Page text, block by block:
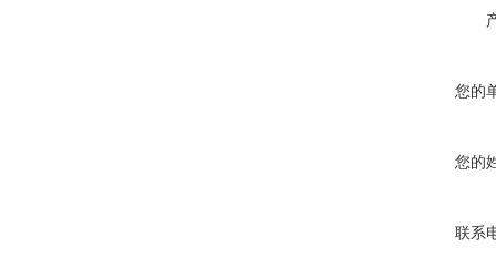
您的
您的
联系